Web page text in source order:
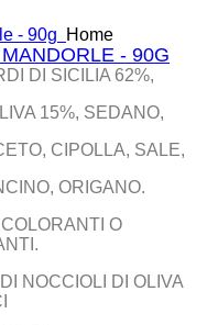
Home
- 90G
DI SICILIA 62%,
15%, SEDANO,
CIPOLLA, SALE,
ORIGANO.
O
NOCCIOLI DI OLIVA